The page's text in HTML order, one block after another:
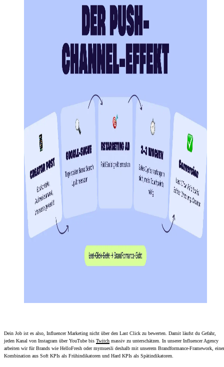
Dein Job ist es also, Influencer Marketing nicht über den Last Click zu bewerten. Damit läufst du Gefahr,
jeden Kanal von Instagram über YouTube bis Twitch massiv zu unterschätzen. In unserer Influencer Agency
arbeiten wir für Brands wie HelloFresh oder mymuesli deshalb mit unserem Brandformance-Framework, einer
Kombination aus Soft KPIs als Frühindikatoren und Hard KPIs als Spätindikatoren.